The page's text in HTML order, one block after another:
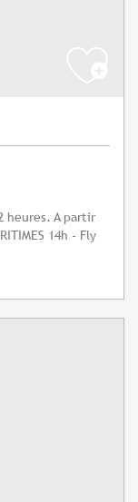
heures. A partir
14h - Fly